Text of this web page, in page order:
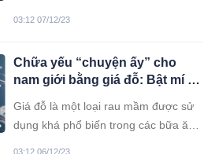
cải cúc có tác dụng tăng cường co
bóp dạ dày, thúc đẩy quá trình tiêu
hóa, giảm lượng cholesterol.
03:12 07/12/23
Chữa yếu “chuyện ấy” cho
nam giới bằng giá đỗ: Bật mí 9
Giá đỗ là một loại rau mầm được sử
dụng khá phổ biến trong các bữa ăn
03:12 06/12/23